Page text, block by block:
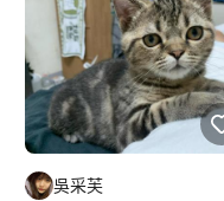
吳采芙